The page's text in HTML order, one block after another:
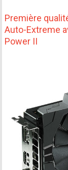
Première
Auto-Extreme
Power II